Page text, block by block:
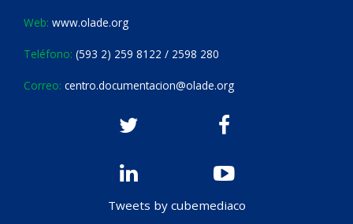
Web: www.olade.org
Teléfono: (593 2) 259 8122 / 2598 280
Correo: centro.documentacion@olade.org
Tweets by cubemediaco